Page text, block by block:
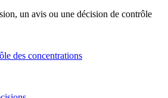
un avis ou une décision de contrôle
des concentrations